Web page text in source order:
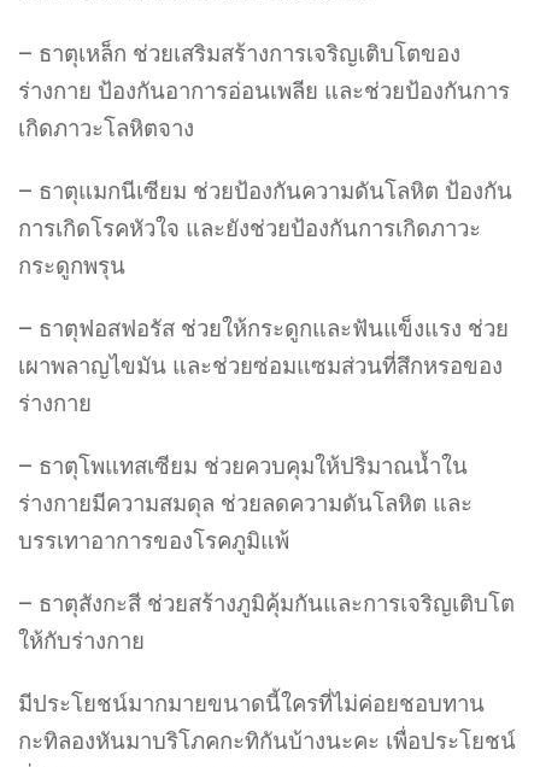
– ธาตุเหล็ก ช่วยเสริมสร้างการเจริญเติบโตของ
ร่างกาย ป้องกันอาการอ่อนเพลีย และช่วยป้องกันการ
เกิดภาวะโลหิตจาง
– ธาตุแมกนีเซียม ช่วยป้องกันความดันโลหิต ป้องกัน
การเกิดโรคหัวใจ และยังช่วยป้องกันการเกิดภาวะ
กระดูกพรุน
– ธาตุฟอสฟอรัส ช่วยให้กระดูกและฟันแข็งแรง ช่วย
เผาพลาญไขมัน และช่วยซ่อมแซมส่วนที่สึกหรอของ
ร่างกาย
– ธาตุโพแทสเซียม ช่วยควบคุมให้ปริมาณน้ำใน
ร่างกายมีความสมดุล ช่วยลดความดันโลหิต และ
บรรเทาอาการของโรคภูมิแพ้
– ธาตุสังกะสี ช่วยสร้างภูมิคุ้มกันและการเจริญเติบโต
ให้กับร่างกาย
มีประโยชน์มากมายขนาดนี้ใครที่ไม่ค่อยชอบทาน
กะทิลองหันมาบริโภคกะทิกันบ้างนะคะ เพื่อประโยชน์